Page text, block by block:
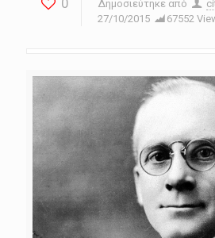
Δημοσιεύτηκε από
27/10/2015
67552